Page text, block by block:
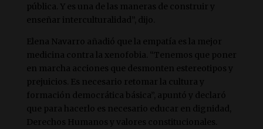
pública. Y es una de las maneras de construir y
enseñar interculturalidad”, dijo.
Elena Navarro añadió que la empatía es la mejor
medicina contra la xenofobia. “Tenemos que poner
en marcha acciones que desmonten estereotipos y
prejuicios. Es necesario retomar la cultura y
formación democrática básica”, apuntó y declaró
que para hacerlo es necesario educar en dignidad,
Derechos Humanos y valores constitucionales.